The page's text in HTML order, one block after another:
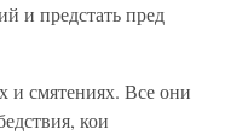
и предстать пред
и смятениях. Все они
кои